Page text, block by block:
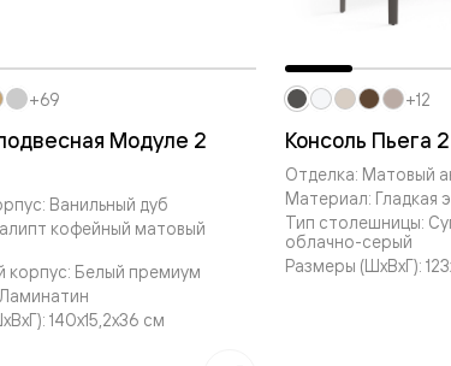
—
Модуле 2
Ванильный дуб
кофейный матовый
корпус: Белый премиум
140x15,2x36 см
+69
Консоль Пьега
Отделка: Матовый
Материал: Гладкая
Тип столешницы:
облачно-серый
Размеры (ШxВxГ):
+12